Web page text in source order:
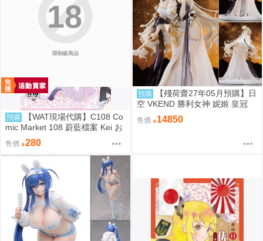
限制級商品
18
預購
【WAT現場代購】C108 Co
mic Market 108 蔚藍檔案 Kei お
ねがい!! ケイちゃんっ♡
售價 280
預購
【殘荷齋27年05月預購】日
空 VKEND 勝利女神 妮姬 皇冠
榮耀之花 1/4 附特典
售價 14850